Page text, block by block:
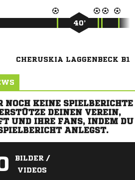
40’
CHERUSKIA LAGGENBECK B1
NOCH KEINE SPIELBERICHTE
DEINEN VEREIN,
UND IHRE FANS, INDEM DU
ANLEGST.
BILDER /
VIDEOS